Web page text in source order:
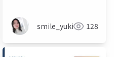
smile_yukiko_it128